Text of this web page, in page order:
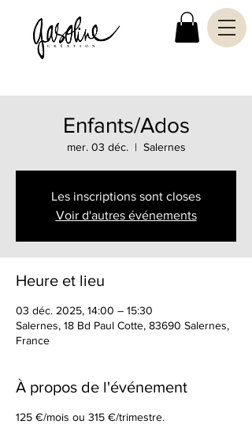
Enfants/Ados
mer. 03 déc.
  |
Salernes
Les inscriptions sont closes
Voir d'autres événements
Heure et lieu
03 déc. 2025, 14:00 – 15:30
Salernes, 18 Bd Paul Cotte, 83690 Salernes,
France
À propos de l'événement
125 €/mois ou 315 €/trimestre.